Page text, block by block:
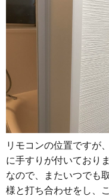
リモコンの位置ですが
に手すりが付いておりま
なので、またいつでも
様と打ち合わせをし、